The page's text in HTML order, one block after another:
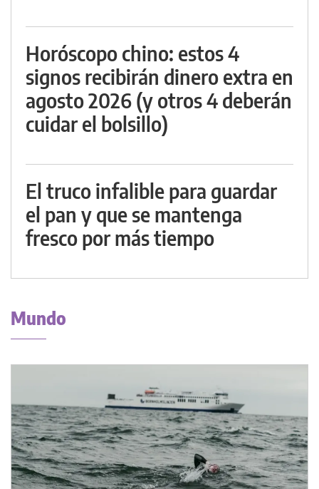
Horóscopo chino: estos 4
signos recibirán dinero extra en
agosto 2026 (y otros 4 deberán
cuidar el bolsillo)
El truco infalible para guardar
el pan y que se mantenga
fresco por más tiempo
Mundo